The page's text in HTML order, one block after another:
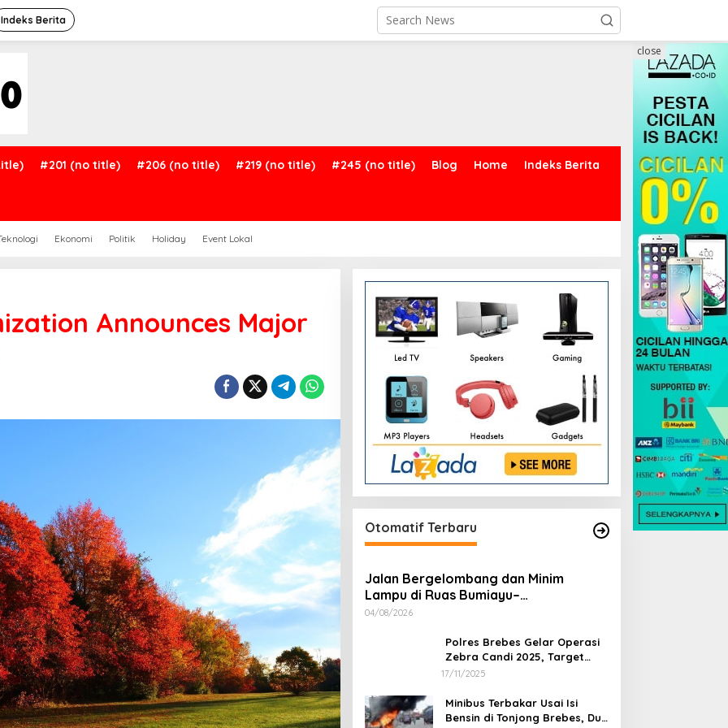
Indeks Berita
#201 (no title) #206 (no title) #219 (no title) #245 (no title) Blog Home Indeks Berita
Ekonomi Politik Holiday Event Lokal
close
Announces Major
Otomatif Terbaru
Jalan Bergelombang dan Minim
Lampu di Ruas Bumiayu–
Bantarkawung Telan Korban, Innova
04/08/2026
Polres Brebes Gelar Operasi
Zebra Candi 2025, Target
Turunkan Kecelakaan dan
17/11/2025
Minibus Terbakar Usai Isi
Bensin di Tonjong Brebes, Dua